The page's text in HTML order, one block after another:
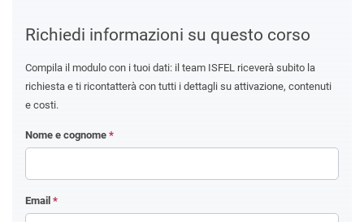
Richiedi informazioni su questo corso
Compila il modulo con i tuoi dati: il team ISFEL riceverà subito la
richiesta e ti ricontatterà con tutti i dettagli su attivazione, contenuti
e costi.
Nome e cognome *
Email *